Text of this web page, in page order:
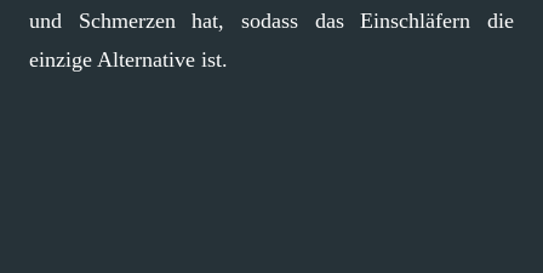
und Schmerzen hat, sodass das Einschläfern die
einzige Alternative ist.